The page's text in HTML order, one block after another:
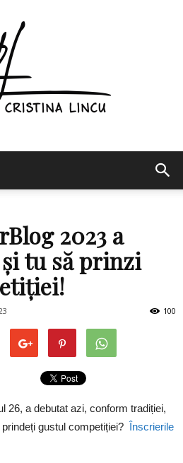
Lincu
2023 a
tu să prinzi
100
26, a debutat azi, conform tradiției,
gustul competiției? Înscrierile